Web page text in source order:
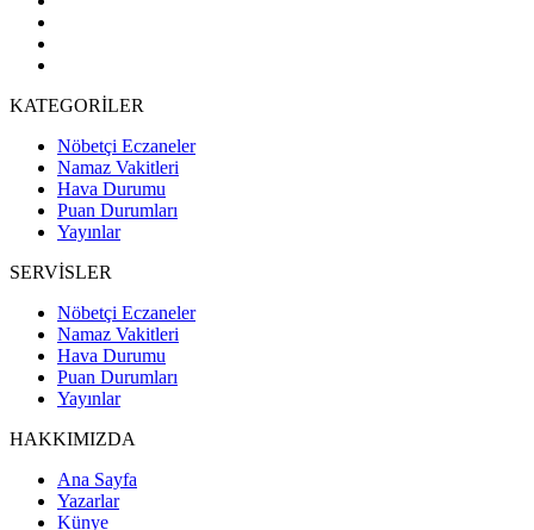
KATEGORİLER
Nöbetçi Eczaneler
Namaz Vakitleri
Hava Durumu
Puan Durumları
Yayınlar
SERVİSLER
Nöbetçi Eczaneler
Namaz Vakitleri
Hava Durumu
Puan Durumları
Yayınlar
HAKKIMIZDA
Ana Sayfa
Yazarlar
Künye